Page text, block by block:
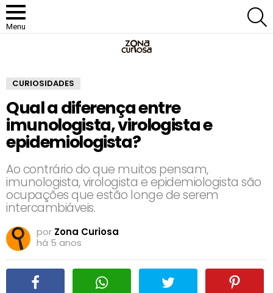
Menu
CURIOSIDADES
Qual a diferença entre
imunologista, virologista e
epidemiologista?
Ao contrário do que muitos pensam,
imunologista, virologista e epidemiologista são
ocupações que estão longe de serem
intercambiáveis.
por Zona Curiosa
há 5 anos